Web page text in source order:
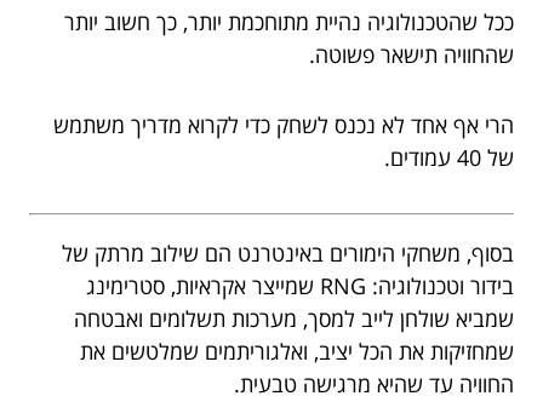
ככל שהטכנולוגיה נהיית מתוחכמת יותר, כך חשוב יותר
שהחוויה תישאר פשוטה.
הרי אף אחד לא נכנס לשחק כדי לקרוא מדריך משתמש
של 40 עמודים.
בסוף, משחקי הימורים באינטרנט הם שילוב מרתק של
בידור וטכנולוגיה: RNG שמייצר אקראיות, סטרימינג
שמביא שולחן לייב למסך, מערכות תשלומים ואבטחה
שמחזיקות את הכל יציב, ואלגוריתמים שמלטשים את
החוויה עד שהיא מרגישה טבעית.